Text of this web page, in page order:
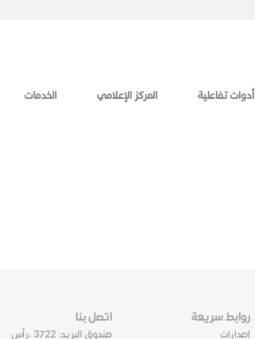
أدوات تفاعلية المركز الإعلامي الخدمات
روابط سريعة
إصدارات
اتصل بنا
صندوق البريد: 3722 ،رأس